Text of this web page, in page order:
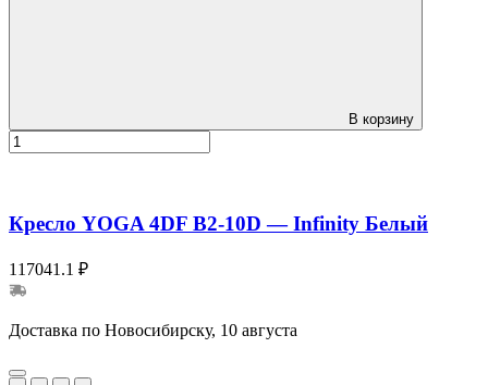
В корзину
Кресло YOGA 4DF B2-10D — Infinity Белый
117041.1 ₽
Доставка по Новосибирску, 10 августа